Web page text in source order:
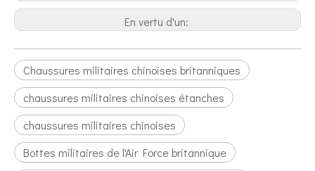
En vertu d'un:
Chaussures militaires chinoises britanniques
chaussures militaires chinoises étanches
chaussures militaires chinoises
Bottes militaires de l'Air Force britannique